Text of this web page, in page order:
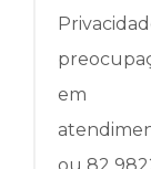
em